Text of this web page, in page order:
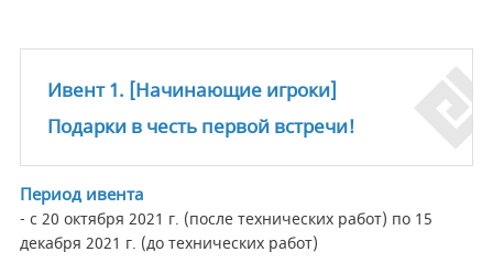
Ивент 1. [Начинающие игроки]
Подарки в честь первой встречи!
Период ивента
- с 20 октября 2021 г. (после технических работ) по 15
декабря 2021 г. (до технических работ)